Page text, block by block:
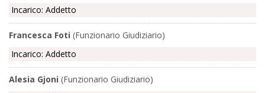
Incarico: Addetto
Francesca Foti (Funzionario Giudiziario)
Incarico: Addetto
Alesia Gjoni (Funzionario Giudiziario)